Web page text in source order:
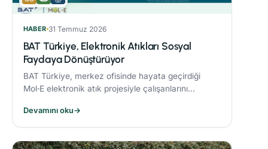
HABER 31 Temmuz 2026
BAT Türkiye, Elektronik Atıkları Sosyal
Faydaya Dönüştürüyor
BAT Türkiye, merkez ofisinde hayata geçirdiği
Mol‑E elektronik atık projesiyle çalışanlarını
Devamını oku→